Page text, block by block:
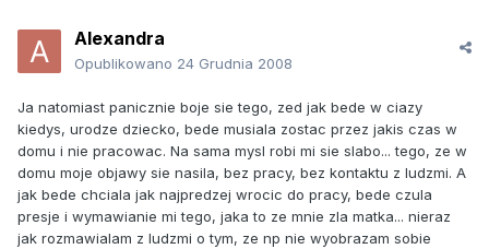
Alexandra
Opublikowano 24 Grudnia 2008
Ja natomiast panicznie boje sie tego, zed jak bede w ciazy
kiedys, urodze dziecko, bede musiala zostac przez jakis czas w
domu i nie pracowac. Na sama mysl robi mi sie slabo... tego, ze w
domu moje objawy sie nasila, bez pracy, bez kontaktu z ludzmi. A
jak bede chciala jak najpredzej wrocic do pracy, bede czula
presje i wymawianie mi tego, jaka to ze mnie zla matka... nieraz
jak rozmawialam z ludzmi o tym, ze np nie wyobrazam sobie